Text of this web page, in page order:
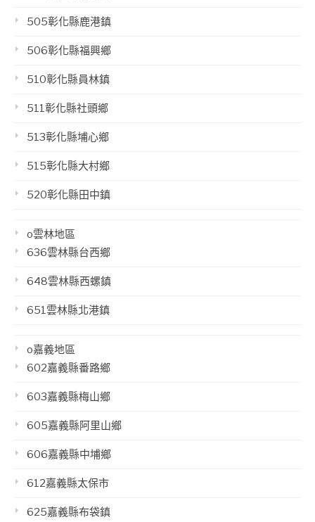
505彰化縣鹿港鎮
506彰化縣福興鄉
510彰化縣員林鎮
511彰化縣社頭鄉
513彰化縣埔心鄉
515彰化縣大村鄉
520彰化縣田中鎮
o雲林地區
636雲林縣台西鄉
648雲林縣西螺鎮
651雲林縣北港鎮
o嘉義地區
602嘉義縣番路鄉
603嘉義縣梅山鄉
605嘉義縣阿里山鄉
606嘉義縣中埔鄉
612嘉義縣太保市
625嘉義縣布袋鎮